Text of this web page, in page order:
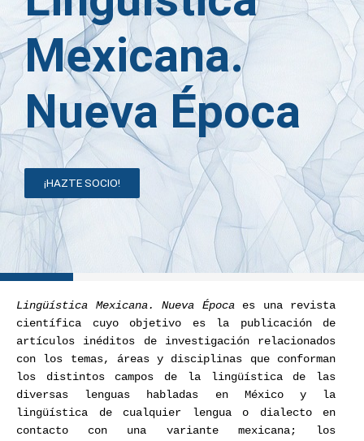
Mexicana.
Nueva Época
¡HAZTE SOCIO!
Lingüística Mexicana. Nueva Épocaes una revista
científica cuyo objetivo es la publicación de
artículos inéditos de investigación relacionados
con los temas, áreas y disciplinas que conforman
los distintos campos de la lingüística de las
diversas lenguas habladas en México y la
lingüística de cualquier lengua o dialecto en
contacto con una variante mexicana; los